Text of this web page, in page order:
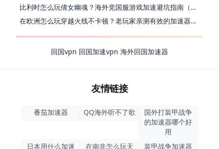
比利时怎么玩倩女幽魂？海外党国服游戏加速避坑指南（附实测推荐）
在欧洲怎么玩穿越火线不卡顿？老玩家亲测有效的加速器选择指南
回国vpn 回国加速vpn 海外回国加速器
友情链接
番茄加速器 QQ海外听不了歌
国外打装甲战争
的加速器哪个好
用
日本用什么加速
在南非怎么玩天 装甲战争加速器